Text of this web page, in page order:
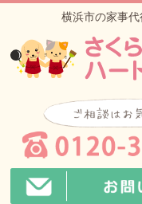
横浜市の家事